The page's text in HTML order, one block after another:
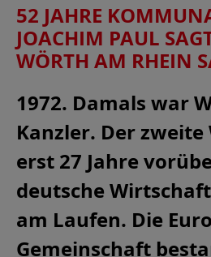
52 JAHRE
JOACHIM PAUL
WÖRTH AM RHEIN
1972. Damals war
Kanzler. Der
erst 27 Jahre
deutsche
am Laufen. Die
Gemeinschaft